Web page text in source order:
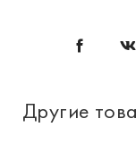
Другие